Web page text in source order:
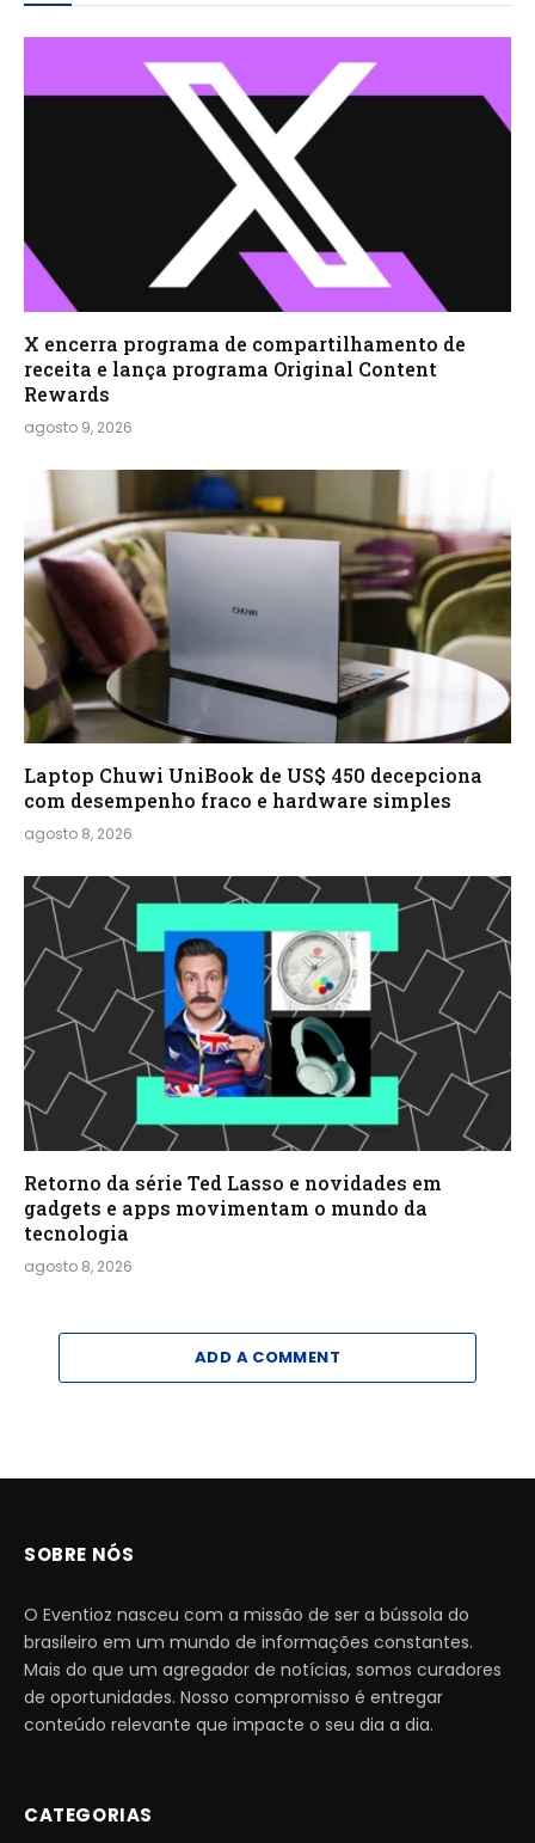
X encerra programa de compartilhamento de
receita e lança programa Original Content
Rewards
agosto 9, 2026
Laptop Chuwi UniBook de US$ 450 decepciona
com desempenho fraco e hardware simples
agosto 8, 2026
Retorno da série Ted Lasso e novidades em
gadgets e apps movimentam o mundo da
tecnologia
agosto 8, 2026
ADD A COMMENT
SOBRE NÓS
O Eventioz nasceu com a missão de ser a bússola do
brasileiro em um mundo de informações constantes.
Mais do que um agregador de notícias, somos curadores
de oportunidades. Nosso compromisso é entregar
conteúdo relevante que impacte o seu dia a dia.
CATEGORIAS